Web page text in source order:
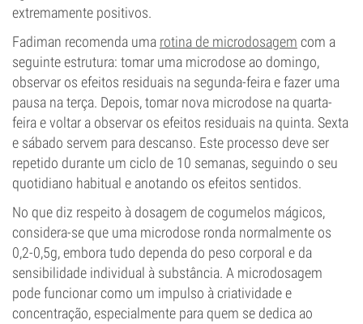
extremamente positivos.
Fadiman recomenda uma rotina de microdosagem com a
seguinte estrutura: tomar uma microdose ao domingo,
observar os efeitos residuais na segunda-feira e fazer uma
pausa na terça. Depois, tomar nova microdose na quarta-
feira e voltar a observar os efeitos residuais na quinta. Sexta
e sábado servem para descanso. Este processo deve ser
repetido durante um ciclo de 10 semanas, seguindo o seu
quotidiano habitual e anotando os efeitos sentidos.
No que diz respeito à dosagem de cogumelos mágicos,
considera-se que uma microdose ronda normalmente os
0,2-0,5g, embora tudo dependa do peso corporal e da
sensibilidade individual à substância. A microdosagem
pode funcionar como um impulso à criatividade e
concentração, especialmente para quem se dedica ao